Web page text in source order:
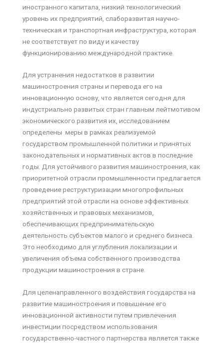
иностранного капитала, низкий технологический
уровень их предприятий, слаборазвитая научно-
техническая и транспортная инфраструктура, которая
не соответствует по виду и качеству
функционированию международной практике.
Для устранения недостатков в развитии
машиностроения страны и перевода его на
инновационную основу, что является сегодня для
индустриально развитых стран главным лейтмотивом
экономического развития их, исследованием
определены меры в рамках реализуемой
государством промышленной политики и принятых
законодательных и нормативных актов в последние
годы. Для устойчивого развития машиностроения, как
приоритетной отрасли промышленности предлагается
проведение реструктуризации многопрофильных
предприятий этой отрасли на основе эффективных
хозяйственных и правовых механизмов,
обеспечивающих предпринимательскую
деятельность субъектов малого и среднего бизнеса.
Это необходимо для углубления локализации и
увеличения объема собственного производства
продукции машиностроения в стране.
Для целенаправленного воздействия государства на
развитие машиностроения и повышение его
инновационной активности путем привлечения
инвестиции посредством использования
государственно-частного партнерства является также